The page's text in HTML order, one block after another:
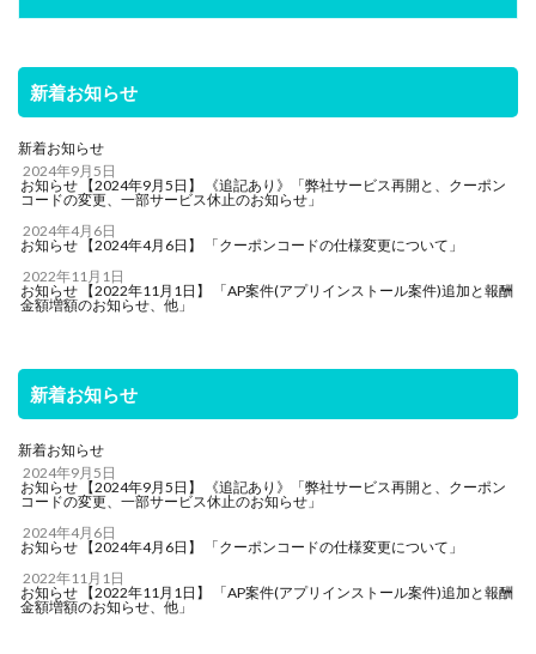
新着お知らせ
新着お知らせ
2024年9月5日
お知らせ 【2024年9月5日】 《追記あり》「弊社サービス再開と、クーポン
コードの変更、一部サービス休止のお知らせ」
2024年4月6日
お知らせ 【2024年4月6日】 「クーポンコードの仕様変更について」
2022年11月1日
お知らせ 【2022年11月1日】 「AP案件(アプリインストール案件)追加と報酬
金額増額のお知らせ、他」
新着お知らせ
新着お知らせ
2024年9月5日
お知らせ 【2024年9月5日】 《追記あり》「弊社サービス再開と、クーポン
コードの変更、一部サービス休止のお知らせ」
2024年4月6日
お知らせ 【2024年4月6日】 「クーポンコードの仕様変更について」
2022年11月1日
お知らせ 【2022年11月1日】 「AP案件(アプリインストール案件)追加と報酬
金額増額のお知らせ、他」